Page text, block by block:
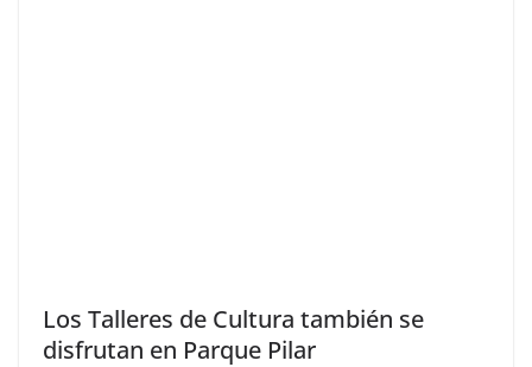
Los Talleres de Cultura también se
disfrutan en Parque Pilar